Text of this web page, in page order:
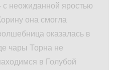
неожиданной яростью
она смогла
оказалась в
чары Торна не
в Голубой